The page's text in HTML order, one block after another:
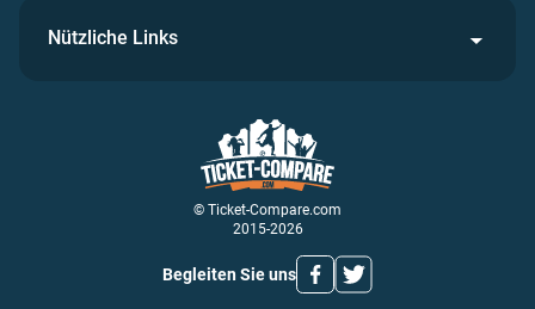
© Ticket-Compare.com
2015-2026
Begleiten Sie uns
Nützliche Links